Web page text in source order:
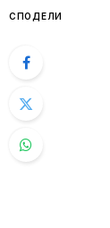
СПОДЕЛИ